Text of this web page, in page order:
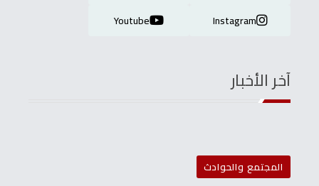
Instagram
Youtube
آخر الأخبار
المجتمع والحوادث